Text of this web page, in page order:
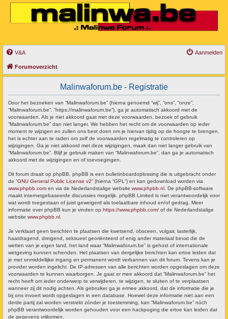
V&A Aanmelden
Forumoverzicht
Malinwaforum.be - Registratie
Door het bezoeken van “Malinwaforum.be” (hierna genoemd “wij”, “ons”, “onze”,
“Malinwaforum.be”, “https://malinwaforum.be”), ga je automatisch akkoord met de
voorwaarden. Als je niet akkoord gaat met deze voorwaarden, bezoek of gebruik
“Malinwaforum.be” dan niet langer. We hebben het recht om de voorwaarden op ieder
moment te wijzigen en zullen ons best doen om je hiervan tijdig op de hoogte te brengen,
het is echter aan te raden om zelf de voorwaarden regelmatig te controleren op
wijzigingen. Ga je niet akkoord met deze wijzigingen, maak dan niet langer gebruik van
“Malinwaforum.be”. Blijf je gebruik maken van “Malinwaforum.be”, dan ga je automatisch
akkoord met de wijzigingen en of toevoegingen.
Dit forum draait op phpBB. phpBB is een bulletinboardoplossing die is uitgebracht onder
de “GNU General Public License v2” (hierna “GPL”) en kan gedownload worden via
www.phpbb.com en via de Nederlandstalige website www.phpbb.nl . De phpBB-software
maakt internetgebaseerde discussies mogelijk. phpBB Limited is niet verantwoordelijk voor
wat wordt toegestaan of juist geweigerd als toelaatbare inhoud en/of gedrag. Meer
informatie over phpBB kun je vinden op https://www.phpbb.com/ of de Nederlandstalige
website www.phpbb.nl
Je verklaart geen berichten te plaatsen die kwetsend, obsceen, vulgair, lasterlijk,
haatdragend, dreigend, seksueel georiënteerd of enig ander materiaal bevat die de
wetten van je eigen land, het land waar “Malinwaforum.be” is gehost of internationale
wetgeving kunnen schenden. Het plaatsen van dergelijke berichten kan ertoe leiden dat
je met onmiddellijke ingang en permanent wordt verbannen van dit forum. Tevens kan je
provider worden ingelicht. De IP-adressen van alle berichten worden opgeslagen om deze
voorwaarden te kunnen waarborgen. Je gaat er mee akkoord dat “Malinwaforum.be” het
recht heeft om ieder onderwerp te verwijderen, te wijzigen, te sluiten of te verplaatsen
wanneer zij dit nodig achten. Als gebruiker ga je ermee akkoord, dat de informatie die je
bij ons invoert wordt opgeslagen in een database. Hoewel deze informatie niet aan een
derde partij zal worden verstrekt zónder je toestemming, kan “Malinwaforum.be” nóch
phpBB verantwoordelijk worden gehouden voor een hackpoging die ertoe kan leiden dat
de gegevens vrijkomen.